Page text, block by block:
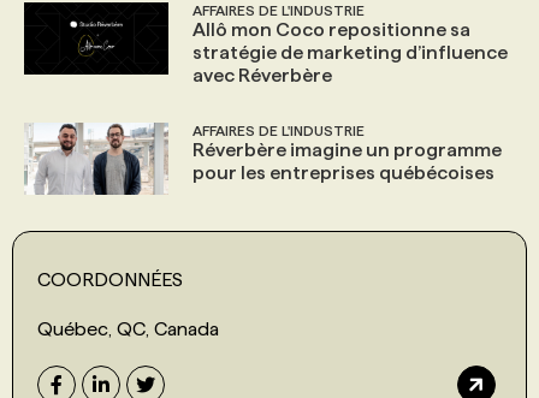
AFFAIRES DE L'INDUSTRIE
Allô mon Coco repositionne sa
stratégie de marketing d’influence
avec Réverbère
AFFAIRES DE L'INDUSTRIE
Réverbère imagine un programme
pour les entreprises québécoises
COORDONNÉES
Québec, QC, Canada